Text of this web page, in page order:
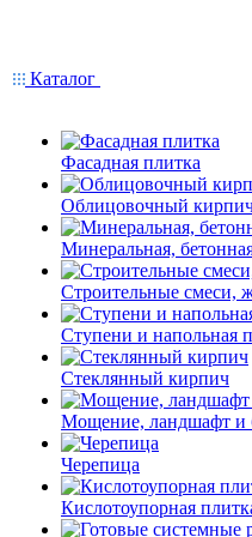
Каталог
Фасадная плитка
Облицовочный
Минеральная,
Строительные смеси,
Ступени и напольная
Cтеклянный кирпич
Мощение, ландшафт и
Черепица
Кислотоупорная